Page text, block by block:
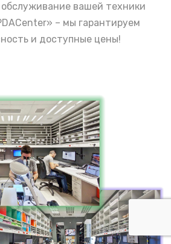
вашей техники
– мы гарантируем
и доступные цены!